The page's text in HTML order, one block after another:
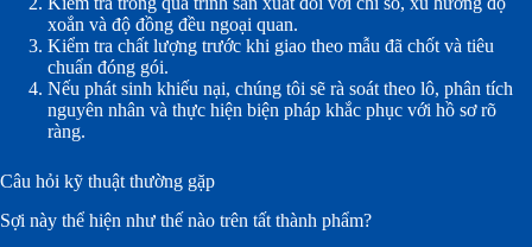
xoắn và độ đồng đều ngoại quan.
Kiểm tra chất lượng trước khi giao theo mẫu đã chốt và tiêu
chuẩn đóng gói.
Nếu phát sinh khiếu nại, chúng tôi sẽ rà soát theo lô, phân tích
nguyên nhân và thực hiện biện pháp khắc phục với hồ sơ rõ
ràng.
Câu hỏi kỹ thuật thường gặp
Sợi này thể hiện như thế nào trên tất thành phẩm?